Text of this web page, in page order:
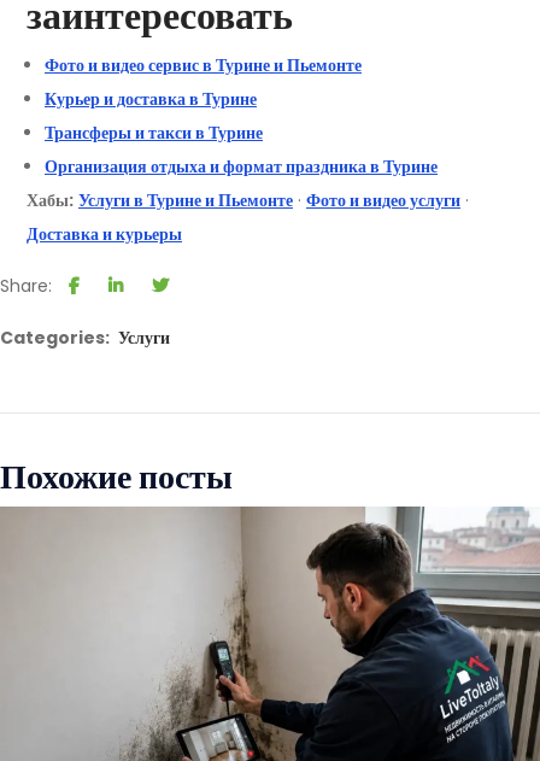
заинтересовать
Фото и видео сервис в Турине и Пьемонте
Курьер и доставка в Турине
Трансферы и такси в Турине
Организация отдыха и формат праздника в Турине
Хабы: Услуги в Турине и Пьемонте · Фото и видео услуги ·
Доставка и курьеры
Share:
Categories: Услуги
Похожие посты